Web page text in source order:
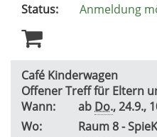
Status:
Anmeldung
Café Kinderwagen
Offener Treff für Eltern
Wann:
ab Do., 24.9.,
Wo:
Raum 8 -